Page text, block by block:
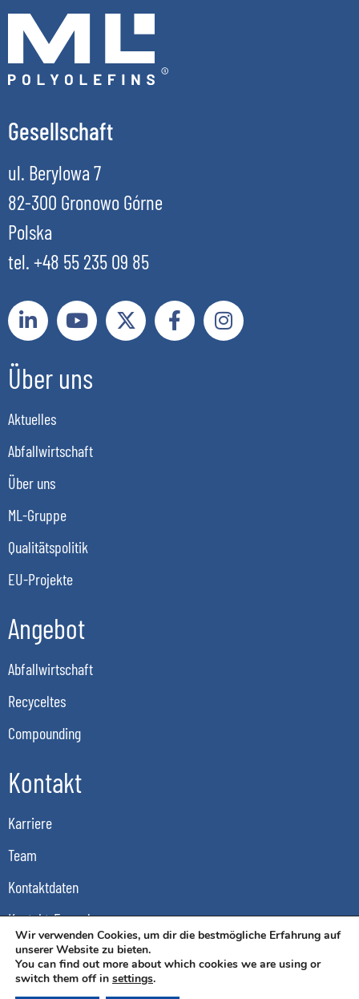
Gesellschaft
ul. Berylowa 7
82-300 Gronowo Górne
Polska
tel. +48 55 235 09 85
Über uns
Aktuelles
Abfallwirtschaft
Über uns
ML-Gruppe
Qualitätspolitik
EU-Projekte
Angebot
Abfallwirtschaft
Recyceltes
Compounding
Kontakt
Karriere
Team
Kontaktdaten
Kontakt-Formular
DSGVO
AGB
Wir verwenden Cookies, um dir die bestmögliche Erfahrung auf
unserer Website zu bieten.
You can find out more about which cookies we are using or
switch them off in settings.